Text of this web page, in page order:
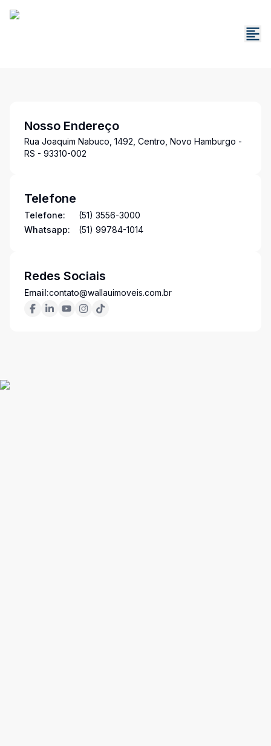
Nosso Endereço
Rua Joaquim Nabuco, 1492, Centro, Novo Hamburgo -
RS - 93310-002
Telefone
Telefone:
(51) 3556-3000
Whatsapp:
(51) 99784-1014
Redes Sociais
Email:contato@wallauimoveis.com.br